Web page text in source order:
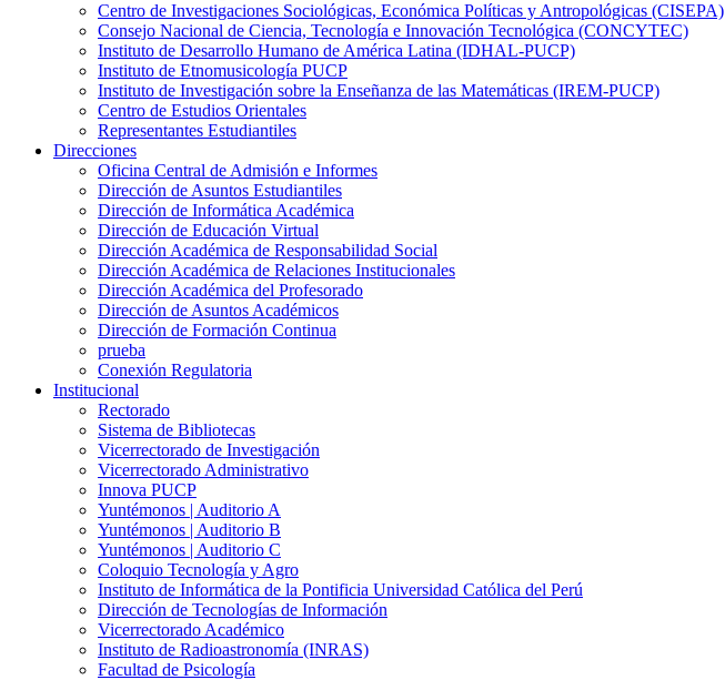
Centro de Investigaciones Sociológicas, Económica Políticas y Antropológicas (CISEPA)
Consejo Nacional de Ciencia, Tecnología e Innovación Tecnológica (CONCYTEC)
Instituto de Desarrollo Humano de América Latina (IDHAL-PUCP)
Instituto de Etnomusicología PUCP
Instituto de Investigación sobre la Enseñanza de las Matemáticas (IREM-PUCP)
Centro de Estudios Orientales
Representantes Estudiantiles
Direcciones
Oficina Central de Admisión e Informes
Dirección de Asuntos Estudiantiles
Dirección de Informática Académica
Dirección de Educación Virtual
Dirección Académica de Responsabilidad Social
Dirección Académica de Relaciones Institucionales
Dirección Académica del Profesorado
Dirección de Asuntos Académicos
Dirección de Formación Continua
prueba
Conexión Regulatoria
Institucional
Rectorado
Sistema de Bibliotecas
Vicerrectorado de Investigación
Vicerrectorado Administrativo
Innova PUCP
Yuntémonos | Auditorio A
Yuntémonos | Auditorio B
Yuntémonos | Auditorio C
Coloquio Tecnología y Agro
Instituto de Informática de la Pontificia Universidad Católica del Perú
Dirección de Tecnologías de Información
Vicerrectorado Académico
Instituto de Radioastronomía (INRAS)
Facultad de Psicología